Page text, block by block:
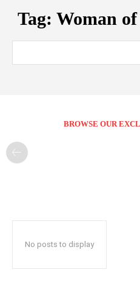
Tag: Woman
BROWSE OUR
No posts to display